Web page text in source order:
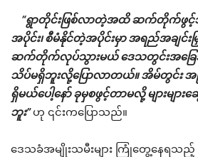
“ရွာတိုင်းဖြစ်လာတဲ့အထိ ဆက်တိုက်ဖွင့်သွ
အပိုင်း၊ စီမံနိုင်တဲ့အပိုင်းမှာ အရည်အချင်
ဆက်တိုက်လုပ်သွားမယ် ဒေသတွင်းအခြေ
သိပ်မရှိဘူးလို့ပြောလာတယ်။ အိမ်တွင်း အ
ရှိမယ်ပေါ့နော် ခုမှစဖွင့်တာမလို့ များများ
ဘူး”ဟု ၎င်းကပြောသည်။
ဒေသခံအမျိုးသမီးများ ကြုံတွေ့နေရသည့်